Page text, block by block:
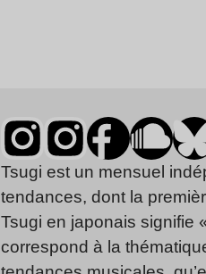
Tsugi est un mensuel
tendances, dont la
Tsugi en japonais signifie
correspond à la